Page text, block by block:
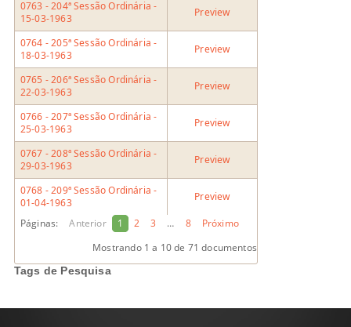
0763 - 204ª Sessão Ordinária -
15-03-1963
Preview
0764 - 205ª Sessão Ordinária -
18-03-1963
Preview
0765 - 206ª Sessão Ordinária -
22-03-1963
Preview
0766 - 207ª Sessão Ordinária -
25-03-1963
Preview
0767 - 208ª Sessão Ordinária -
29-03-1963
Preview
0768 - 209ª Sessão Ordinária -
01-04-1963
Preview
Páginas:
Anterior 1 2 3 … 8
Próximo
Mostrando 1 a 10de 71 documentos
Tags de Pesquisa